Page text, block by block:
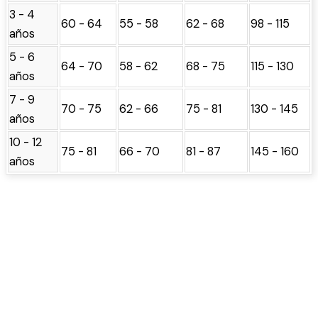
3 - 4
años
60 - 64 55 - 58 62 - 68 98 - 115
5 - 6
años
64 - 70 58 - 62 68 - 75 115 - 130
7 - 9
años
70 - 75 62 - 66 75 - 81 130 - 145
10 - 12
años
75 - 81 66 - 70 81 - 87 145 - 160